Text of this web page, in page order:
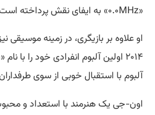
«۰.۰MHz» به ایفای نقش پرداخته است.
او علاوه بر بازیگری، در زمینه
آلبوم با استقبال خوبی از سوی
اون-جی یک هنرمند با استعداد و